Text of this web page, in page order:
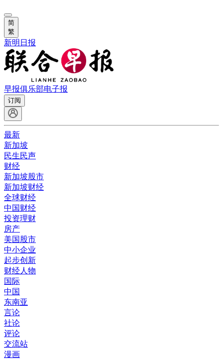
简
繁
新明日报
早报俱乐部电子报
订阅
最新
新加坡
民生民声
财经
新加坡股市
新加坡财经
全球财经
中国财经
投资理财
房产
美国股市
中小企业
起步创新
财经人物
国际
中国
东南亚
言论
社论
评论
交流站
漫画